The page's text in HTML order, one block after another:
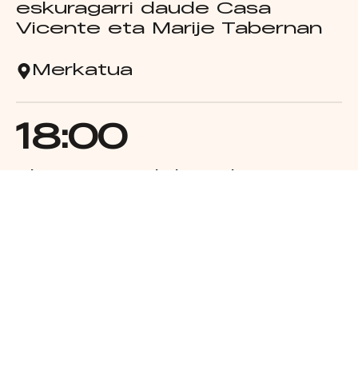
eskuragarri daude Casa
Vicente eta Marije Tabernan
Merkatua
18:00